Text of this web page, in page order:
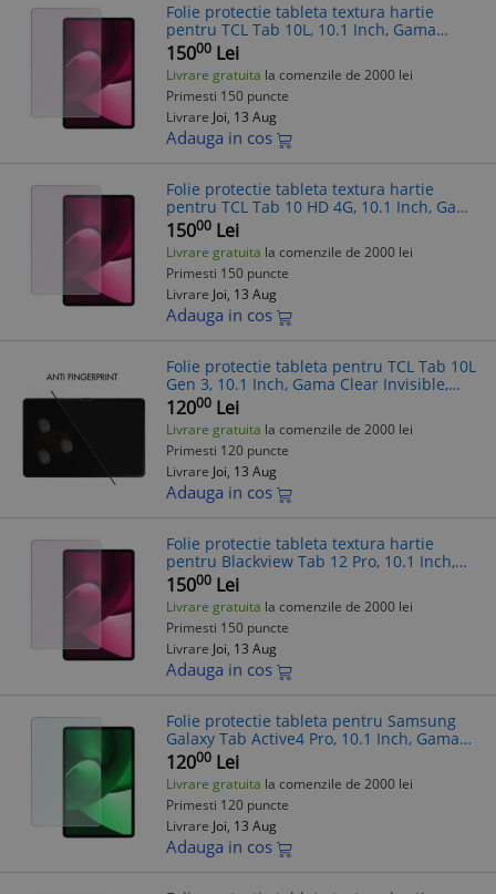
Folie protectie tableta textura hartie
pentru TCL Tab 10L, 10.1 Inch, Gama
Artistic Paper, Pentru scris si desenat,
Anti-reflex, Hidrogel, Silicon, In
15000 Lei
Livrare gratuita la comenzile de 2000 lei
Primesti 150 puncte
Livrare Joi, 13 Aug
Adauga in cos
Folie protectie tableta textura hartie
pentru TCL Tab 10 HD 4G, 10.1 Inch, Gama
Artistic Paper, Pentru scris si desenat,
Anti-reflex, Hidrogel, Silico
15000 Lei
Livrare gratuita la comenzile de 2000 lei
Primesti 150 puncte
Livrare Joi, 13 Aug
Adauga in cos
Folie protectie tableta pentru TCL Tab 10L
Gen 3, 10.1 Inch, Gama Clear Invisible,
Hidrogel, Silicon, Instalare acasa,
Premium, Transparenta
12000 Lei
Livrare gratuita la comenzile de 2000 lei
Primesti 120 puncte
Livrare Joi, 13 Aug
Adauga in cos
Folie protectie tableta textura hartie
pentru Blackview Tab 12 Pro, 10.1 Inch,
Gama Artistic Paper, Pentru scris si
desenat, Anti-reflex, Hidrogel, Si
15000 Lei
Livrare gratuita la comenzile de 2000 lei
Primesti 150 puncte
Livrare Joi, 13 Aug
Adauga in cos
Folie protectie tableta pentru Samsung
Galaxy Tab Active4 Pro, 10.1 Inch, Gama
Clear Invisible, Hidrogel, Silicon, Instalare
acasa, Premium, Transpare
12000 Lei
Livrare gratuita la comenzile de 2000 lei
Primesti 120 puncte
Livrare Joi, 13 Aug
Adauga in cos